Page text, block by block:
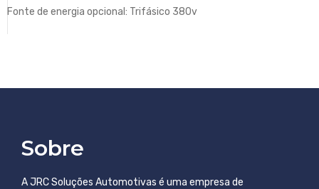
Fonte de energia opcional: Trifásico 380v
Sobre
A JRC Soluções Automotivas é uma empresa de